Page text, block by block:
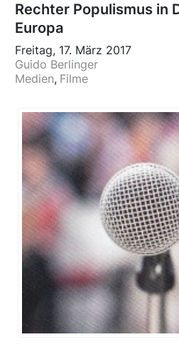
Rechter Populismus in
Europa
Freitag, 17. März 2017
Guido Berlinger
Medien Filme